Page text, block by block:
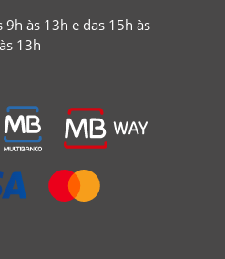
9h às 13h e das 15h às
13h